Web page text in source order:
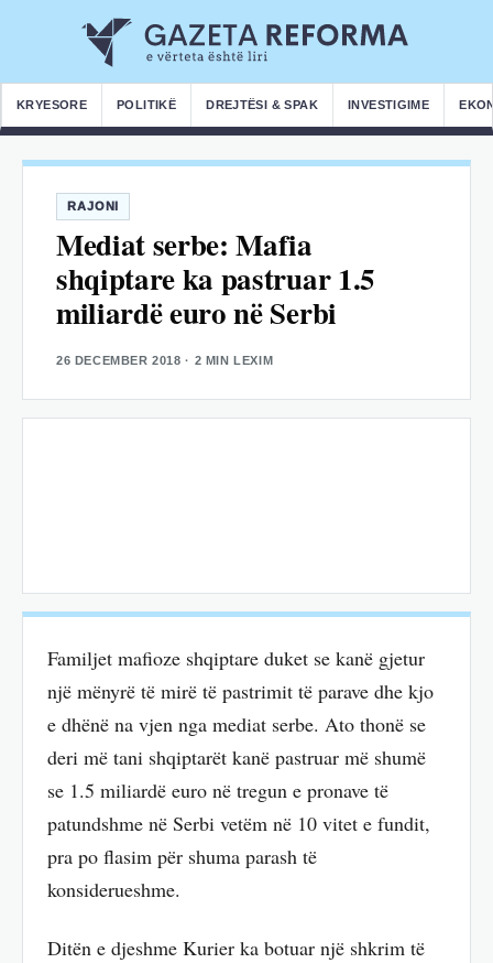
KRYESORE POLITIKË DREJTËSI & SPAK INVESTIGIME
RAJONI
Mediat serbe: Mafia
shqiptare ka pastruar 1.5
miliardë euro në Serbi
26 DECEMBER 2018 · 2 MIN LEXIM
Familjet mafioze shqiptare duket se kanë gjetur
një mënyrë të mirë të pastrimit të parave dhe kjo
e dhënë na vjen nga mediat serbe. Ato thonë se
deri më tani shqiptarët kanë pastruar më shumë
se 1.5 miliardë euro në tregun e pronave të
patundshme në Serbi vetëm në 10 vitet e fundit,
pra po flasim për shuma parash të
konsiderueshme.
Ditën e djeshme Kurier ka botuar një shkrim të